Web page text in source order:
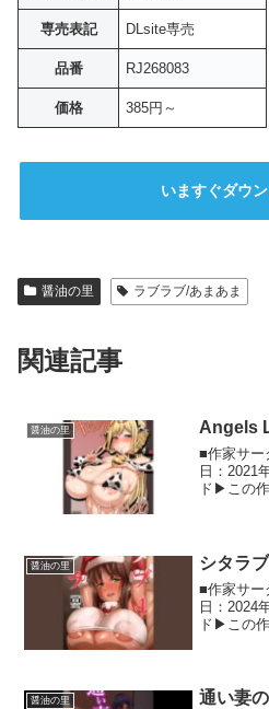
専売表記 DLsite専売
品番 RJ268083
価格 385円～
いますぐダウ
醤油の里 ラブラブ/あまあま
関連記事
醤油の里 Angels
■作家サー
日：2021
ド▶この
油の里 販
醤油の里 シタラ
■作家サー
日：2024
ド▶この
です。 サ
醤油の里 通い妻